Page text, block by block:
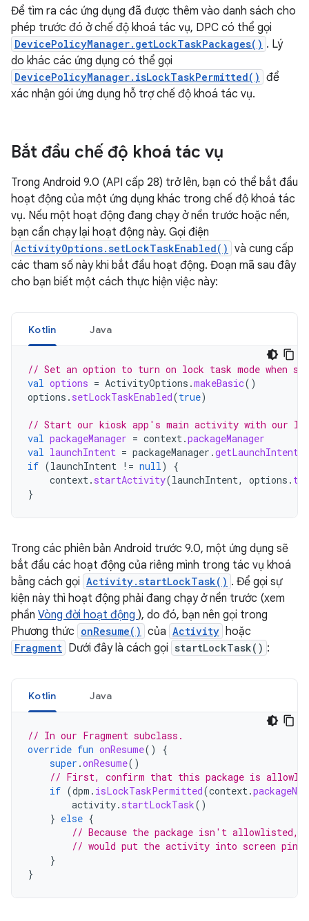
Để tìm ra các ứng dụng đã được thêm vào danh sách cho
phép trước đó ở chế độ khoá tác vụ, DPC có thể gọi
DevicePolicyManager.getLockTaskPackages() . Lý
do khác các ứng dụng có thể gọi
DevicePolicyManager.isLockTaskPermitted() để
xác nhận gói ứng dụng hỗ trợ chế độ khoá tác vụ.
Bắt đầu chế độ khoá tác vụ
Trong Android 9.0 (API cấp 28) trở lên, bạn có thể bắt đầu
hoạt động của một ứng dụng khác trong chế độ khoá tác
vụ. Nếu một hoạt động đang chạy ở nền trước hoặc nền,
bạn cần chạy lại hoạt động này. Gọi điện
ActivityOptions.setLockTaskEnabled() và cung cấp
các tham số này khi bắt đầu hoạt động. Đoạn mã sau đây
cho bạn biết một cách thực hiện việc này:
Kotlin Java
// Set an option to turn on lock task mode when
val options = ActivityOptions .makeBasic()
options . setLockTaskEnabled(true)
// Start our kiosk app's main activity with our
val packageManager = context.packageManager
val launchIntent = packageManager .
if (launchIntent != null)
{
context. startActivity(launchIntent, options .
}
Trong các phiên bản Android trước 9.0, một ứng dụng sẽ
bắt đầu các hoạt động của riêng mình trong tác vụ khoá
bằng cách gọi Activity.startLockTask() . Để gọi sự
kiện này thì hoạt động phải đang chạy ở nền trước (xem
phần Vòng đời hoạt động ), do đó, bạn nên gọi trong
Phương thức onResume() của Activity hoặc
Fragment Dưới đây là cách gọi startLockTask() :
Kotlin Java
// In our Fragment subclass.
override fun onResume()
{
super .onResume()
// First, confirm that this package is
if (dpm . isLockTaskPermitted(context.
activity. startLockTask()
} else {
// Because the package isn't allowlisted,
// would put the activity into screen
}
}